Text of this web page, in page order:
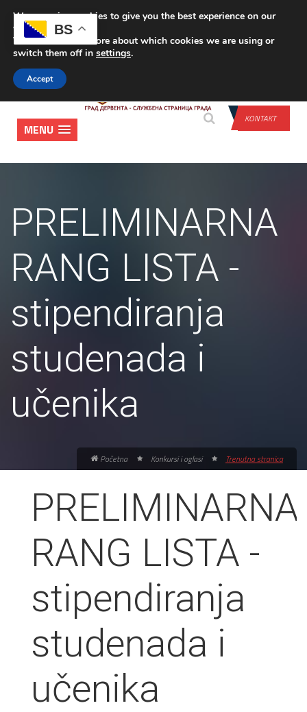
PRIJAVA
KONTAKT
MENU
PRELIMINARNA
RANG LISTA -
stipendiranja
studenada i
učenika
Početna Konkursi i oglasi Trenutna stranica
PRELIMINARNA
RANG LISTA -
stipendiranja
studenada i
učenika
BS
We are using cookies to give you the best experience on our
website.
You can find out more about which cookies we are using or
switch them off in settings.
Accept